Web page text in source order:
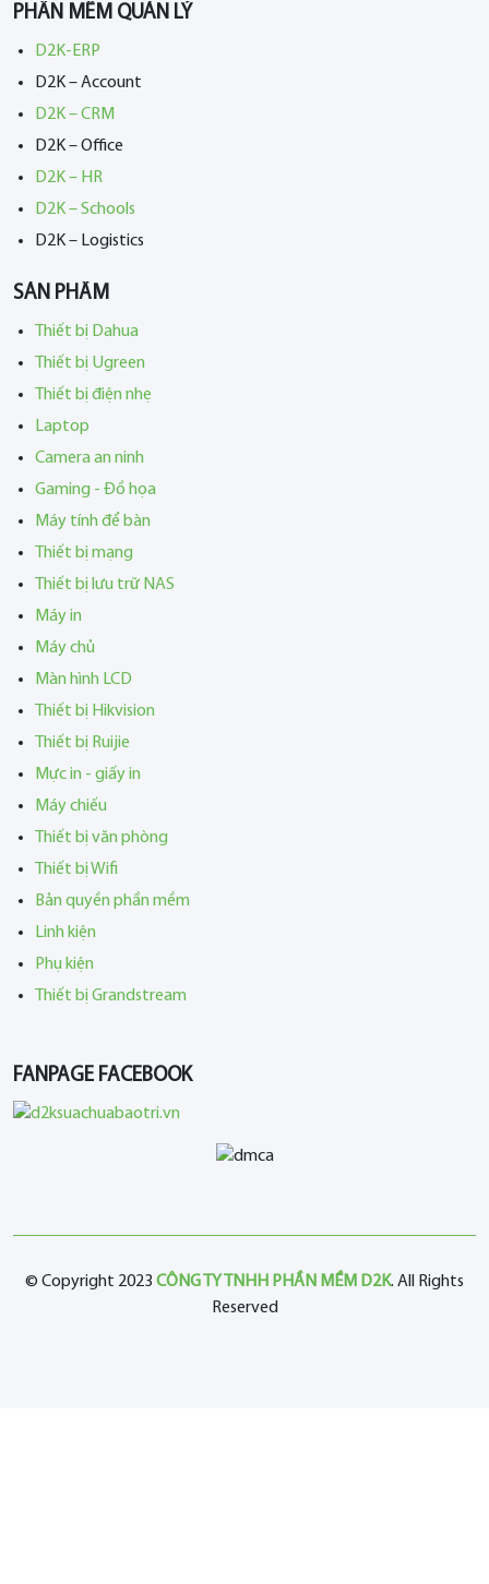
PHẦN MỀM QUẢN LÝ
D2K-ERP
D2K – Account
D2K – CRM
D2K – Office
D2K – HR
D2K – Schools
D2K – Logistics
SẢN PHẨM
Thiết bị Dahua
Thiết bị Ugreen
Thiết bị điện nhẹ
Laptop
Camera an ninh
Gaming - Đồ họa
Máy tính để bàn
Thiết bị mạng
Thiết bị lưu trữ NAS
Máy in
Máy chủ
Màn hình LCD
Thiết bị Hikvision
Thiết bị Ruijie
Mực in - giấy in
Máy chiếu
Thiết bị văn phòng
Thiết bị Wifi
Bản quyền phần mềm
Linh kiện
Phụ kiện
Thiết bị Grandstream
FANPAGE FACEBOOK
© Copyright 2023 CÔNG TY TNHH PHẦN MỀM D2K. All Rights
Reserved